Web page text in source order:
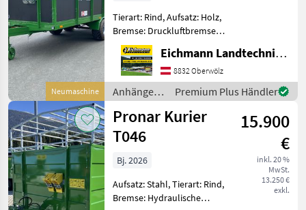
Neumaschine
Tierart: Rind, Aufsatz: Holz,
Bremse: Druckluftbremse,
Tandemachse,
Planenaufbau,
Sattelstützwinde, Plane
Sofort Verfügbar! Pronar
T046/1
Tandemviehanhänger.
Ausstattu
Eichmann Landtechnik GmbH
8832 Oberwölz
Anhänger /
Pronar
Premium Plus Händler
Pronar Kurier
T046
15.900
€
inkl. 20 %
MwSt.
13.250 €
exkl.
Bj. 2026
Aufsatz: Stahl, Tierart: Rind,
Bremse: Hydraulische